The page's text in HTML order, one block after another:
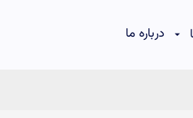
درباره ما